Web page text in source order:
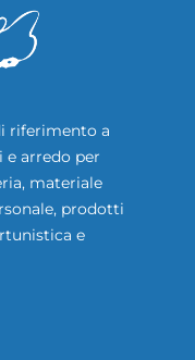
riferimento a
e arredo per
materiale
prodotti
e